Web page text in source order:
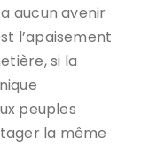
aucun avenir
l’apaisement
si la
peuples
la même